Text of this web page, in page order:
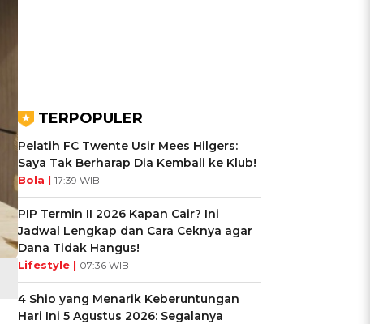
TERPOPULER
Pelatih FC Twente Usir Mees Hilgers:
Saya Tak Berharap Dia Kembali ke Klub!
Bola | 17:39 WIB
PIP Termin II 2026 Kapan Cair? Ini
Jadwal Lengkap dan Cara Ceknya agar
Dana Tidak Hangus!
Lifestyle | 07:36 WIB
4 Shio yang Menarik Keberuntungan
Hari Ini 5 Agustus 2026: Segalanya